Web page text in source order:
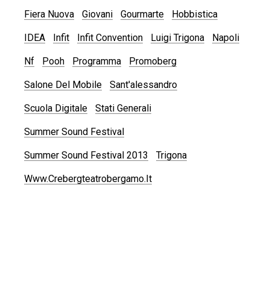
Fiera Nuova Giovani Gourmarte Hobbistica
IDEA Infit Infit Convention Luigi Trigona Napoli
Nf Pooh Programma Promoberg
Salone Del Mobile Sant'alessandro
Scuola Digitale Stati Generali
Summer Sound Festival
Summer Sound Festival 2013 Trigona
Www.crebergteatrobergamo.it